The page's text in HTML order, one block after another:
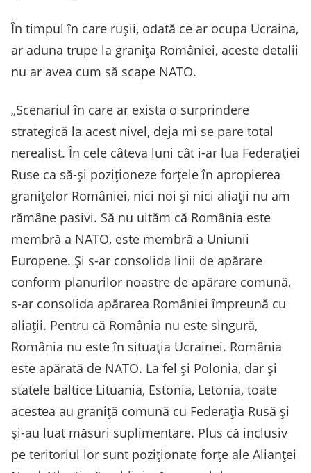
În timpul în care rușii, odată ce ar ocupa Ucraina,
ar aduna trupe la granița României, aceste detalii
nu ar avea cum să scape NATO.
„Scenariul în care ar exista o surprindere
strategică la acest nivel, deja mi se pare total
nerealist. În cele câteva luni cât i-ar lua Federației
Ruse ca să-și poziționeze forțele în apropierea
granițelor României, nici noi și nici aliații nu am
rămâne pasivi. Să nu uităm că România este
membră a NATO, este membră a Uniunii
Europene. Și s-ar consolida linii de apărare
conform planurilor noastre de apărare comună,
s-ar consolida apărarea României împreună cu
aliații. Pentru că România nu este singură,
România nu este în situația Ucrainei. România
este apărată de NATO. La fel și Polonia, dar și
statele baltice Lituania, Estonia, Letonia, toate
acestea au graniță comună cu Federația Rusă și
și-au luat măsuri suplimentare. Plus că inclusiv
pe teritoriul lor sunt poziționate forțe ale Alianței